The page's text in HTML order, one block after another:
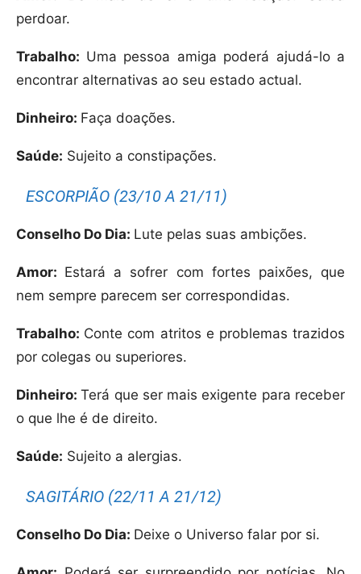
perdoar.
Trabalho: Uma pessoa amiga poderá ajudá-lo a
encontrar alternativas ao seu estado actual.
Dinheiro: Faça doações.
Saúde: Sujeito a constipações.
ESCORPIÃO (23/10 A 21/11)
Conselho Do Dia: Lute pelas suas ambições.
Amor: Estará a sofrer com fortes paixões, que
nem sempre parecem ser correspondidas.
Trabalho: Conte com atritos e problemas trazidos
por colegas ou superiores.
Dinheiro:Terá que ser mais exigente para receber
o que lhe é de direito.
Saúde: Sujeito a alergias.
SAGITÁRIO (22/11 A 21/12)
Conselho Do Dia: Deixe o Universo falar por si.